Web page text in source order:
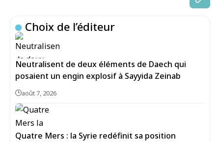
Choix de l’éditeur
Neutralisent de deux éléments de Daech qui
posaient un engin explosif à Sayyida Zeinab
août 7, 2026
Quatre Mers : la Syrie redéfinit sa position